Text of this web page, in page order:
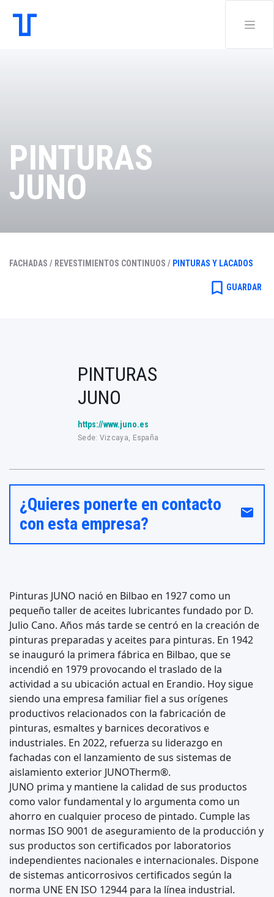
PINTURAS
JUNO
FACHADAS / REVESTIMIENTOS CONTINUOS / PINTURAS Y LACADOS
bookmark_border GUARDAR
PINTURAS
JUNO
https://www.juno.es
Sede: Vizcaya, España
¿Quieres ponerte en contacto
con esta empresa?
email
Pinturas JUNO nació en Bilbao en 1927 como un
pequeño taller de aceites lubricantes fundado por D.
Julio Cano. Años más tarde se centró en la creación de
pinturas preparadas y aceites para pinturas. En 1942
se inauguró la primera fábrica en Bilbao, que se
incendió en 1979 provocando el traslado de la
actividad a su ubicación actual en Erandio. Hoy sigue
siendo una empresa familiar fiel a sus orígenes
productivos relacionados con la fabricación de
pinturas, esmaltes y barnices decorativos e
industriales. En 2022, refuerza su liderazgo en
fachadas con el lanzamiento de sus sistemas de
aislamiento exterior JUNOTherm®.
JUNO prima y mantiene la calidad de sus productos
como valor fundamental y lo argumenta como un
ahorro en cualquier proceso de pintado. Cumple las
normas ISO 9001 de aseguramiento de la producción y
sus productos son certificados por laboratorios
independientes nacionales e internacionales. Dispone
de sistemas anticorrosivos certificados según la
norma UNE EN ISO 12944 para la línea industrial.